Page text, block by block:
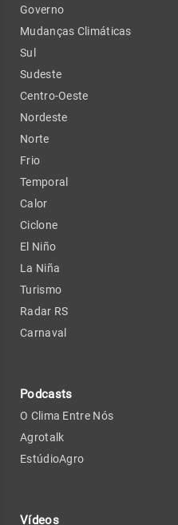
Governo
Mudanças Climáticas
Sul
Sudeste
Centro-Oeste
Nordeste
Norte
Frio
Temporal
Calor
Ciclone
El Niño
La Niña
Turismo
Radar RS
Carnaval
Podcasts
O Clima Entre Nós
Agrotalk
EstúdioAgro
Vídeos